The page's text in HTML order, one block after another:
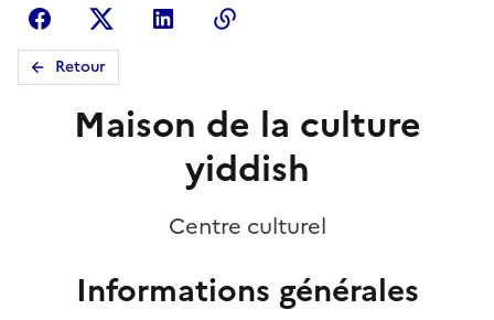
FacebookX (anciennement Twitter)
Linkedin
Retour
Maison de la culture
yiddish
Centre culturel
Informations générales